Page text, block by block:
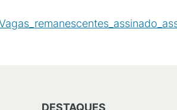
DESTAQUES